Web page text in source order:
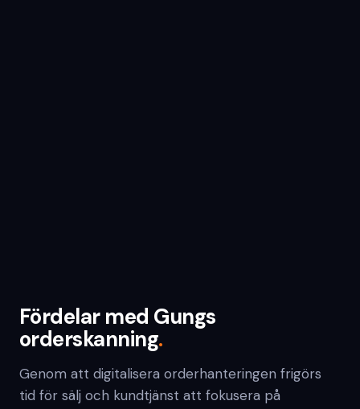
Fördelar med Gungs
orderskanning.
Genom att digitalisera orderhanteringen frigörs
tid för sälj och kundtjänst att fokusera på